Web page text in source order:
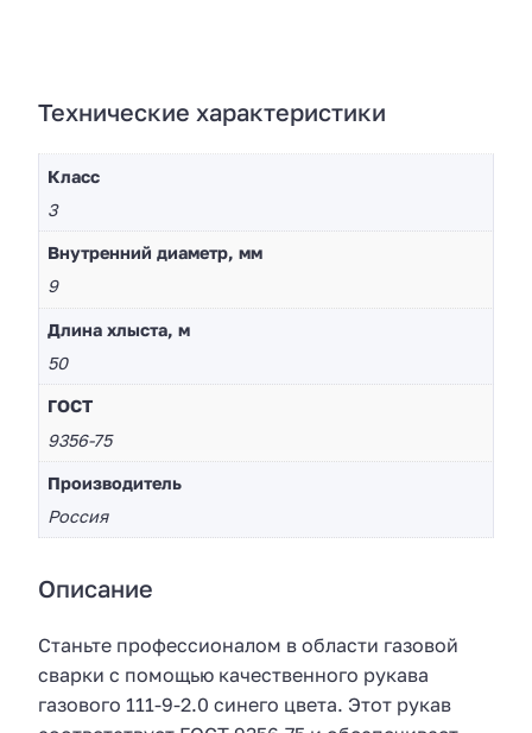
Технические характеристики
Класс
3
Внутренний диаметр, мм
9
Длина хлыста, м
50
ГОСТ
9356-75
Производитель
Россия
Описание
Станьте профессионалом в области газовой
сварки с помощью качественного рукава
газового 111-9-2.0 синего цвета. Этот рукав